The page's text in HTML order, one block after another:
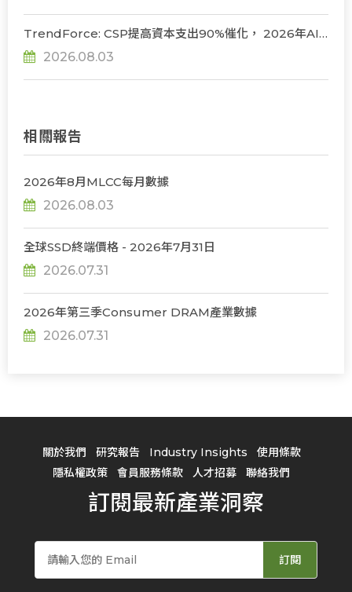
TrendForce: CSP提高資本支出90%催化， 2026年AI
server出貨年增上看31%
2026.08.03
相關報告
2026年8月MLCC每月數據
2026.08.03
全球SSD終端價格 - 2026年7月31日
2026.07.31
2026年第三季Consumer DRAM產業數據
2026.07.31
關於我們 研究報告 Industry Insights
使用條款
隱私權政策
會員服務條款 人才招募 聯絡我們
訂閱最新產業洞察
訂閱